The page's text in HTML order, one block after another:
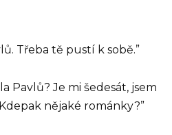
Třeba tě pustí k sobě.”
Pavlů? Je mi šedesát, jsem
nějaké románky?”